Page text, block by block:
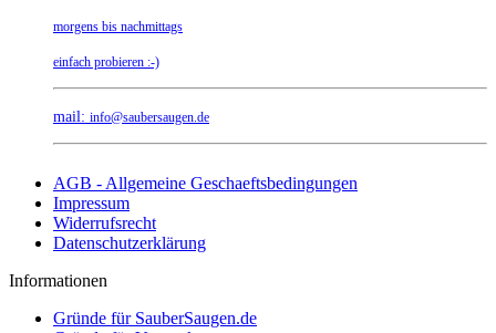
morgens bis nachmittags
einfach probieren :-)
mail: info@saubersaugen.de
AGB - Allgemeine Geschaeftsbedingungen
Impressum
Widerrufsrecht
Datenschutzerklärung
Informationen
Gründe für SauberSaugen.de